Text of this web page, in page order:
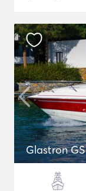
Glastron